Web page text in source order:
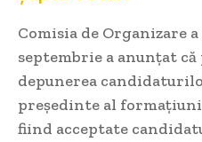
Comisia de Organizare
septembrie a anunțat
depunerea
președinte al
fiind acceptate